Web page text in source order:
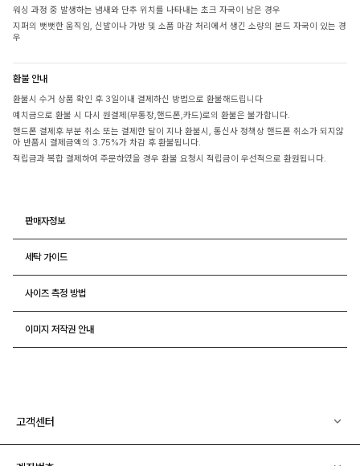
워싱 과정 중 발생하는 냄새와 단추 위치를 나타내는 초크 자국이 남은 경우
지퍼의 뻣뻣한 움직임, 신발이나 가방 및 소품 마감 처리에서 생긴 소량의 본드 자국이 있는 경
우
환불 안내
환불시 수거 상품 확인 후 3일이내 결제하신 방법으로 환불해드립니다
예치금으로 환불 시 다시 원결제(무통장,핸드폰,카드)로의 환불은 불가합니다.
핸드폰 결제후 부분 취소 또는 결제한 달이 지나 환불시, 통신사 정책상 핸드폰 취소가 되지않
아 반품시 결제금액의 3.75%가 차감 후 환불됩니다.
적립금과 복합 결제하여 주문하였을 경우 환불 요청시 적립금이 우선적으로 환원됩니다.
판매자정보
세탁 가이드
사이즈 측정 방법
이미지 저작권 안내
고객센터